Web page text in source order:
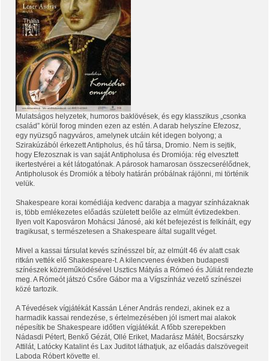
Mulatságos helyzetek, humoros baklövések, és egy klasszikus „csonka
család” körül forog minden ezen az estén. A darab helyszíne Efezosz,
egy nyüzsgő nagyváros, amelynek utcáin két idegen bolyong; a
Szirakúzából érkezett Antipholus, és hű társa, Dromio. Nem is sejtik,
hogy Efezosznak is van saját Antipholusa és Dromiója: rég elvesztett
ikertestvérei a két látogatónak. A párosok hamarosan összecserélődnek,
Antipholusok és Dromiók a téboly határán próbálnak rájönni, mi történik
velük.
Shakespeare korai komédiája kedvenc darabja a magyar színházaknak
is, több emlékezetes előadás született belőle az elmúlt évtizedekben.
Ilyen volt Kaposváron Mohácsi Jánosé, aki két befejezést is felkínált, egy
tragikusat, s természetesen a Shakespeare által sugallt véget.
Mivel a kassai társulat kevés színésszel bír, az elmúlt 46 év alatt csak
ritkán vették elő Shakespeare-t. A kilencvenes években budapesti
színészek közreműködésével Usztics Mátyás a Rómeó és Júliát rendezte
meg. A Rómeót játszó Csőre Gábor ma a Vígszínház vezető színészei
közé tartozik.
A Tévedések vígjátékát Kassán Léner András rendezi, akinek ez a
harmadik kassai rendezése, s értelmezésében jól ismert mai alakok
népesítik be Shakespeare időtlen vígjátékát. A főbb szerepekben
Nádasdi Pétert, Benkő Gézát, Ollé Eriket, Madarász Mátét, Bocsárszky
Attilát, Latócky Katalint és Lax Juditot láthatjuk, az előadás dalszövegeit
Laboda Róbert követte el.